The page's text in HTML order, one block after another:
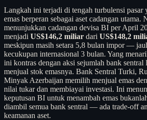
Langkah ini terjadi di tengah turbulensi pasar
emas berperan sebagai aset cadangan utama.
menunjukkan cadangan devisa BI per April
menjadi US$146,2 miliar dari US$148,2
meskipun masih setara 5,8 bulan impor —
kecukupan internasional 3 bulan. Yang
ini kontras dengan aksi sejumlah bank sentral
menjual stok emasnya. Bank Sentral Turki,
Minyak Azerbaijan memilih menjual emas
nilai tukar dan membiayai investasi. Ini
keputusan BI untuk menambah emas
diambil semua bank sentral — ada trade-off
keamanan aset.